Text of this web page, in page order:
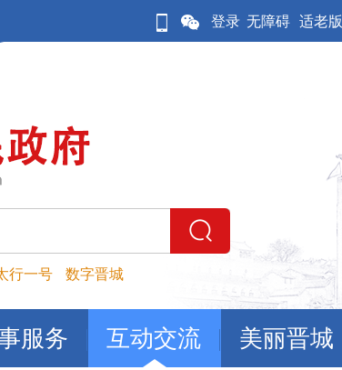
登录 无障碍 适老版
行一号 数字晋城
服务 互动交流 美丽晋城